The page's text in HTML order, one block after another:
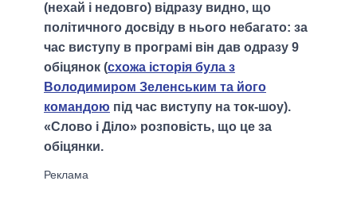
(нехай і недовго) відразу видно, що
політичного досвіду в нього небагато: за
час виступу в програмі він дав одразу 9
обіцянок (схожа історія була з
Володимиром Зеленським та його
командою під час виступу на ток-шоу).
«Слово і Діло» розповість, що це за
обіцянки.